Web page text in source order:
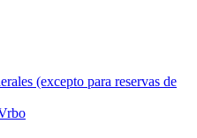
(excepto para reservas de